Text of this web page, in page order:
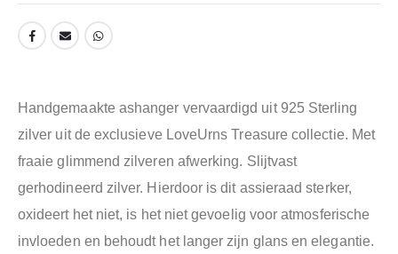
Handgemaakte ashanger vervaardigd uit 925 Sterling
zilver uit de exclusieve LoveUrns Treasure collectie. Met
fraaie glimmend zilveren afwerking. Slijtvast
gerhodineerd zilver. Hierdoor is dit assieraad sterker,
oxideert het niet, is het niet gevoelig voor atmosferische
invloeden en behoudt het langer zijn glans en elegantie.